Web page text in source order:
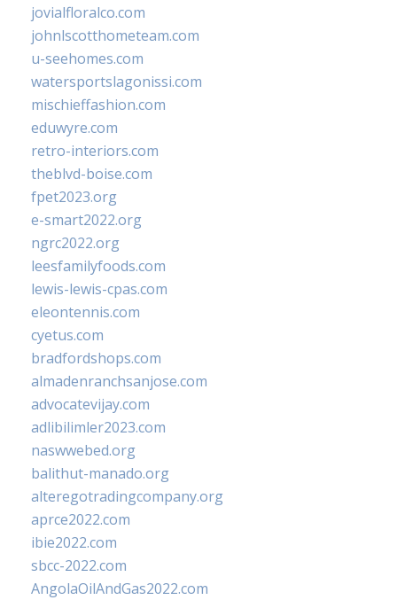
jovialfloralco.com
johnlscotthometeam.com
u-seehomes.com
watersportslagonissi.com
mischieffashion.com
eduwyre.com
retro-interiors.com
theblvd-boise.com
fpet2023.org
e-smart2022.org
ngrc2022.org
leesfamilyfoods.com
lewis-lewis-cpas.com
eleontennis.com
cyetus.com
bradfordshops.com
almadenranchsanjose.com
advocatevijay.com
adlibilimler2023.com
naswwebed.org
balithut-manado.org
alteregotradingcompany.org
aprce2022.com
ibie2022.com
sbcc-2022.com
AngolaOilAndGas2022.com